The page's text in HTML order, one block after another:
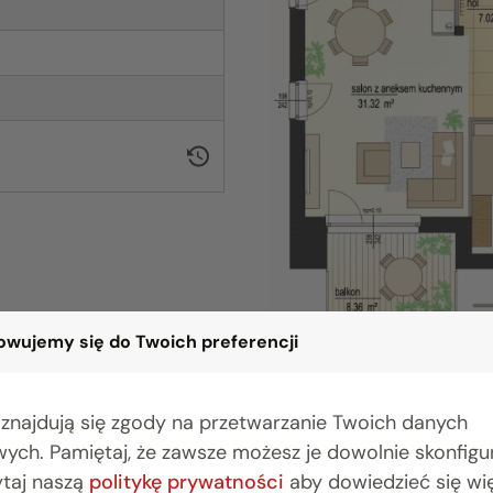
się do Twoich preferencji
znajdują się zgody na przetwarzanie Twoich danych
Pamiętaj, że zawsze możesz je dowolnie
naszą politykę prywatności aby dowiedzieć się
BIURO BIAŁYSTOK
(85) 749 99 09
(22)